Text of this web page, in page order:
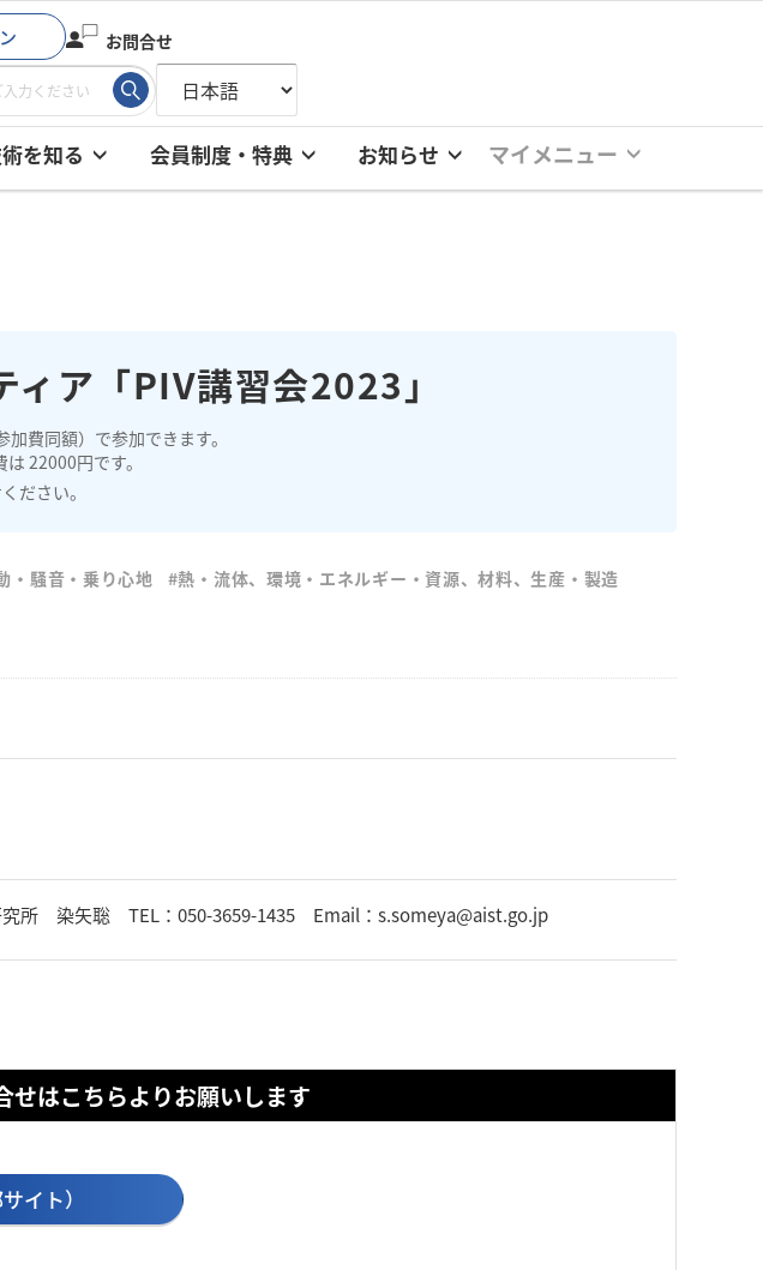
お問合せ
を知る 会員制度・特典 お知らせ マイメニュー
ア「PIV講習会2023」
費同額）で参加できます。
22000円です。
ださい。
・騒音・乗り心地 #熱・流体、環境・エネルギー・資源、材料、生産・製造
所 染矢聡 TEL：050-3659-1435 Email：s.someya@aist.go.jp
せはこちらよりお願いします
イト）